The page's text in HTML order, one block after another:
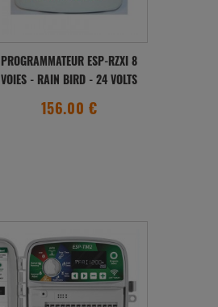
PROGRAMMATEUR ESP-RZXI 8
VOIES - RAIN BIRD - 24 VOLTS
156.00 €